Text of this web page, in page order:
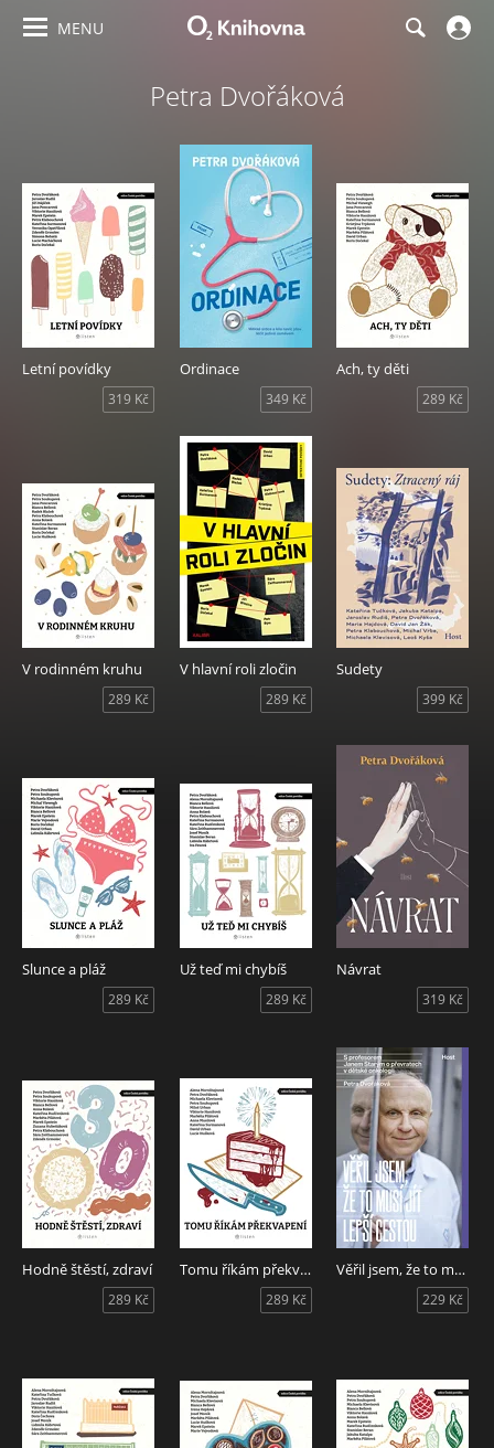
MENU
Petra Dvořáková
Letní povídky
319 Kč
Ordinace
349 Kč
Ach, ty děti
289 Kč
V rodinném kruhu
289 Kč
V hlavní roli zločin
289 Kč
Sudety
399 Kč
Slunce a pláž
289 Kč
Už teď mi chybíš
289 Kč
Návrat
319 Kč
Hodně štěstí, zdraví
289 Kč
Tomu říkám překvapení
289 Kč
Věřil jsem, že to musí jít lepší cestou
229 Kč